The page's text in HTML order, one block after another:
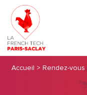
Accueil > Rendez-